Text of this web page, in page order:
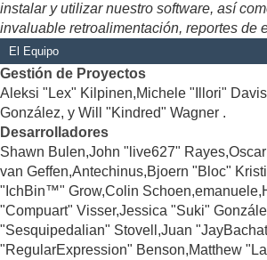
instalar y utilizar nuestro software, así
invaluable retroalimentación, reportes de
El Equipo
Gestión de Proyectos
Aleksi "Lex" Kilpinen,Michele "Illori"
González, y Will "Kindred" Wagner .
Desarrolladores
Shawn Bulen,John "live627"
van Geffen,Antechinus,Bjoern "Bloc"
"IchBin™" Grow,Colin
"Compuart" Visser,Jessica "Suki"
"Sesquipedalian" Stovell,Juan
"RegularExpression" Benson,Matthew